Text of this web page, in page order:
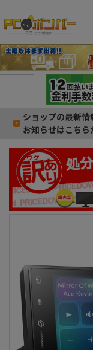
ショップの最新
お知らせはこちら